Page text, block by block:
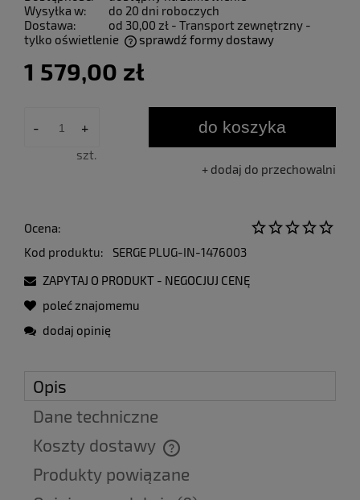
Wysyłka w:
do 20 dni roboczych
Dostawa:
od 30,00 zł - Transport zewnętrzny -
tylko oświetlenie
sprawdź formy dostawy
1 579,00 zł
- +
szt.
do koszyka
dodaj do przechowalni
Ocena:
Kod produktu:
SERGE PLUG-IN-1476003
ZAPYTAJ O PRODUKT - NEGOCJUJ CENĘ
poleć znajomemu
dodaj opinię
Opis
Dane techniczne
Koszty dostawy
Cena nie zawiera ewentualnych kosztów płatności
Produkty powiązane